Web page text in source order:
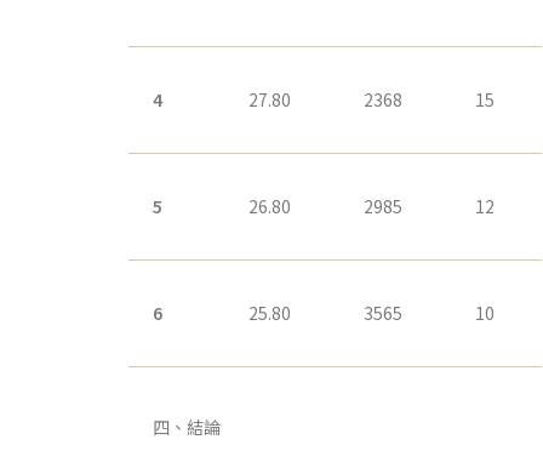
4 27.80 2368 15
5 26.80 2985 12
6 25.80 3565 10
四、結論